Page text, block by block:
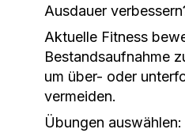
Ausdauer
Aktuelle Fitness
Bestandsaufnahme
um über- oder
vermeiden.
Übungen auswählen: